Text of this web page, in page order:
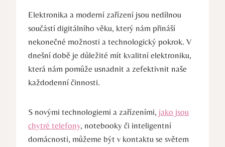
Elektronika a moderní zařízení jsou nedílnou
součástí digitálního věku, který nám přináší
nekonečné možnosti a technologický pokrok. V
dnešní době je důležité mít kvalitní elektroniku,
která nám pomůže usnadnit a zefektivnit naše
každodenní činnosti.
S novými technologiemi a zařízeními, jako jsou
chytré telefony, notebooky či inteligentní
domácnosti, můžeme být v kontaktu se světem